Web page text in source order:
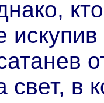
свет, в